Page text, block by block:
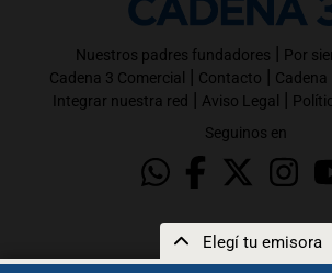
Elegí tu emisora
Nuestros padres fundadores | Por
Cadena 3 Comercial | Contacto | Cadena
Integrar nuestra red | Aviso Legal |
Seguinos en